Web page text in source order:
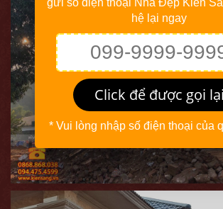
gửi số điện thoại Nhà Đẹp Kiến
hệ lại ngay
Click để được gọi lại
* Vui lòng nhập số điện thoại của